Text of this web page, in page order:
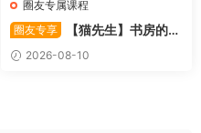
圈友专属课程
圈友专享
【猫先生】书房的猫
先生–如何做好超短线+复盘
(实战技巧买点 战法 7PDF文件
2026-08-10